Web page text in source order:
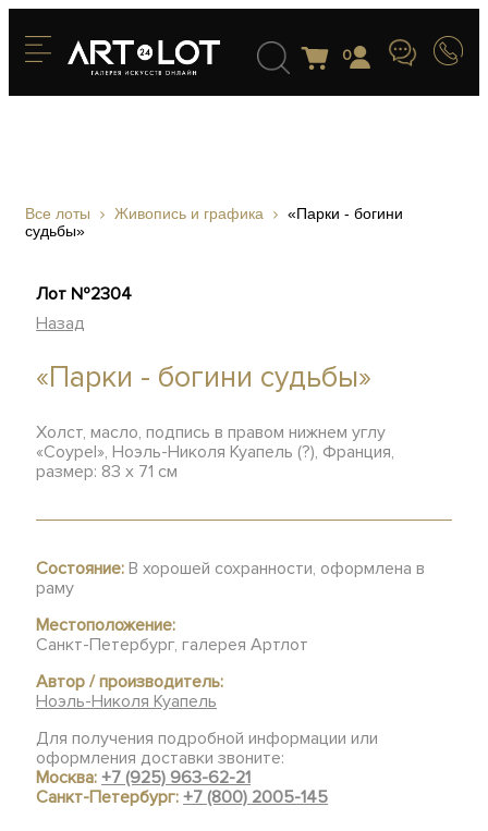
0
Все лоты Живопись и графика
«Парки - богини
судьбы»
Лот №2304
Назад
«Парки - богини судьбы»
Холст, масло, подпись в правом нижнем углу
«Coypel», Ноэль-Николя Куапель (?), Франция,
размер: 83 х 71 см
Состояние: В хорошей сохранности, оформлена в
раму
Местоположение:
Санкт-Петербург, галерея Артлот
Автор / производитель:
Ноэль-Николя Куапель
Для получения подробной информации или
оформления доставки звоните:
Москва:+7 (925) 963-62-21
Санкт-Петербург:+7 (800) 2005-145